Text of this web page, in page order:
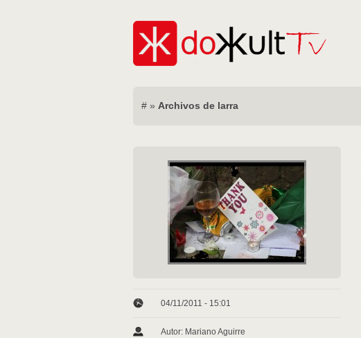
# » Archivos de larra
04/11/2011 - 15:01
Autor: Mariano Aguirre